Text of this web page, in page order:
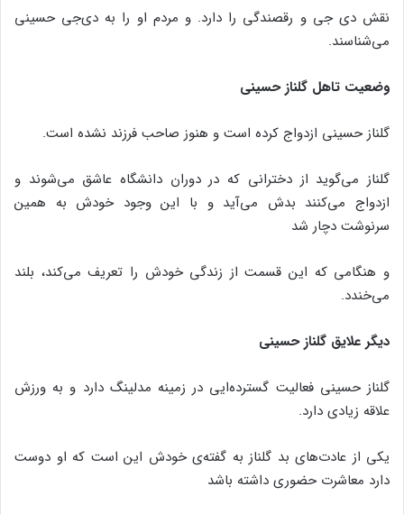
نقش دی جی و رقصندگی را دارد. و مردم او را به دی‌جی حسینی
می‌شناسند.
وضعیت تاهل گلناز حسینی
گلناز حسینی ازدواج کرده است و هنوز صاحب فرزند نشده است.
گلناز می‌گوید از دخترانی که در دوران دانشگاه عاشق می‌شوند و
ازدواج می‌کنند بدش می‌آید و با این وجود خودش به همین
سرنوشت دچار شد
و هنگامی که این قسمت از زندگی خودش را تعریف می‌کند، بلند
می‌خندد.
دیگر علایق گلناز حسینی
گلناز حسینی فعالیت گسترده‌ایی در زمینه مدلینگ دارد و به ورزش
علاقه زیادی دارد.
یکی از عادت‌های بد گلناز به گفته‌ی خودش این است که او دوست
دارد معاشرت حضوری داشته باشد